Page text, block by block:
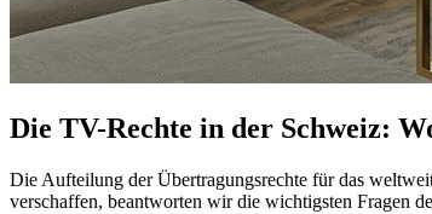
Die TV-Rechte in der Schweiz:
Die Aufteilung der Übertragungsrechte für das
verschaffen, beantworten wir die wichtigsten Fragen